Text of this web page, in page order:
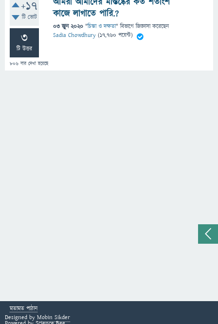
+17
টি ভোট
3
টি উত্তর
806 বার দেখা হয়েছে
কাজে লাগাতে পারি.?
03 জুন 2020 "চিন্তা ও দক্ষতা" বিভাগে জিজ্ঞাসাকরেছেন
Sadia Chowdhury (17,760 পয়েন্ট)
মতামত পাঠান
Designed by Mobin Sikder